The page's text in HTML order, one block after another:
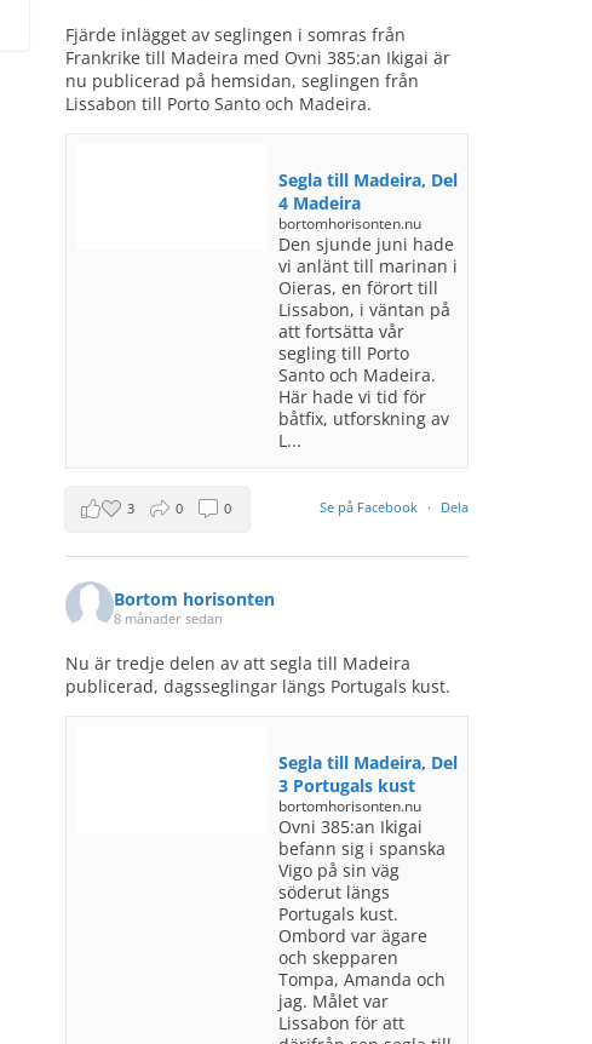
Fjärde inlägget av seglingen i somras från
Frankrike till Madeira med Ovni 385:an Ikigai är
nu publicerad på hemsidan, seglingen från
Lissabon till Porto Santo och Madeira.
Segla till Madeira, Del
4 Madeira
bortomhorisonten.nu
Den sjunde juni hade
vi anlänt till marinan i
Oieras, en förort till
Lissabon, i väntan på
att fortsätta vår
segling till Porto
Santo och Madeira.
Här hade vi tid för
båtfix, utforskning av
L...
Se på Facebook · Dela
3 0 0
Bortom horisonten
8 månader sedan
Nu är tredje delen av att segla till Madeira
publicerad, dagsseglingar längs Portugals kust.
Segla till Madeira, Del
3 Portugals kust
bortomhorisonten.nu
Ovni 385:an Ikigai
befann sig i spanska
Vigo på sin väg
söderut längs
Portugals kust.
Ombord var ägare
och skepparen
Tompa, Amanda och
jag. Målet var
Lissabon för att